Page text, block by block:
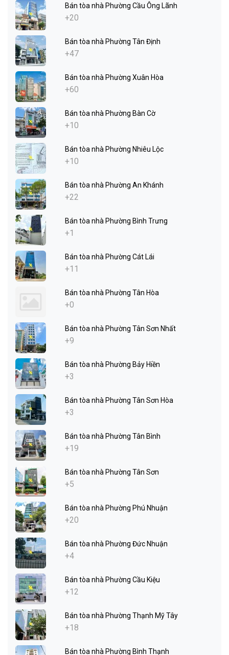
Bán tòa nhà Phường Cầu Ông Lãnh
+20
Bán tòa nhà Phường Tân Định
+47
Bán tòa nhà Phường Xuân Hòa
+60
Bán tòa nhà Phường Bàn Cờ
+10
Bán tòa nhà Phường Nhiêu Lộc
+10
Bán tòa nhà Phường An Khánh
+22
Bán tòa nhà Phường Bình Trưng
+1
Bán tòa nhà Phường Cát Lái
+11
Bán tòa nhà Phường Tân Hòa
+0
Bán tòa nhà Phường Tân Sơn Nhất
+9
Bán tòa nhà Phường Bảy Hiền
+3
Bán tòa nhà Phường Tân Sơn Hòa
+3
Bán tòa nhà Phường Tân Bình
+19
Bán tòa nhà Phường Tân Sơn
+5
Bán tòa nhà Phường Phú Nhuận
+20
Bán tòa nhà Phường Đức Nhuận
+4
Bán tòa nhà Phường Cầu Kiệu
+12
Bán tòa nhà Phường Thạnh Mỹ Tây
+18
Bán tòa nhà Phường Bình Thạnh